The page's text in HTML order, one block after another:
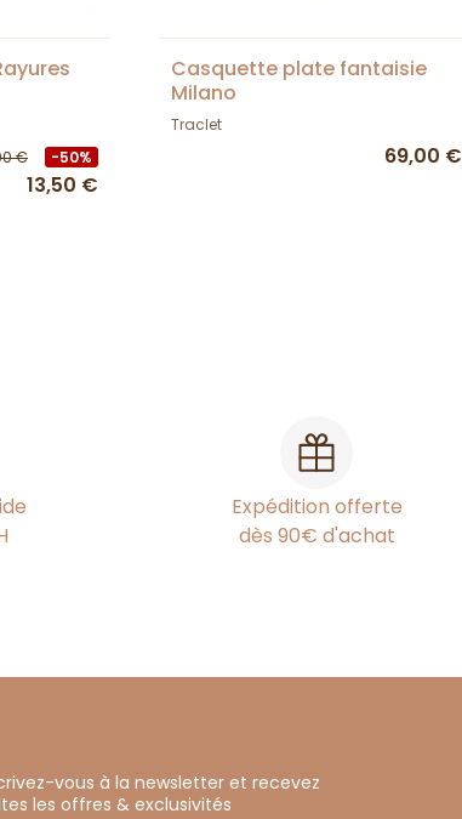
€
-50%
13,50 €
Casquette plate fantaisie
Milano
Traclet
69,00 €
Expédition offerte
dès 90€ d'achat
vous à la newsletter et recevez
les offres & exclusivités